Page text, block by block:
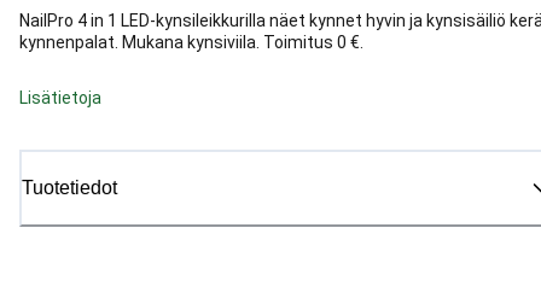
NailPro 4 in 1 LED-kynsileikkurilla näet kynnet hyvin ja kynsisäiliö
kynnenpalat. Mukana kynsiviila. Toimitus 0 €.
Lisätietoja
Tuotetiedot